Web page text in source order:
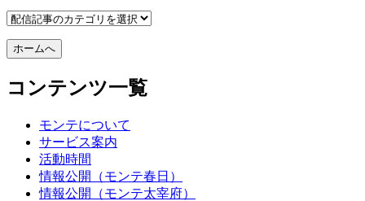
コンテンツ一覧
モンテについて
サービス案内
活動時間
情報公開（モンテ春日）
情報公開（モンテ太宰府）